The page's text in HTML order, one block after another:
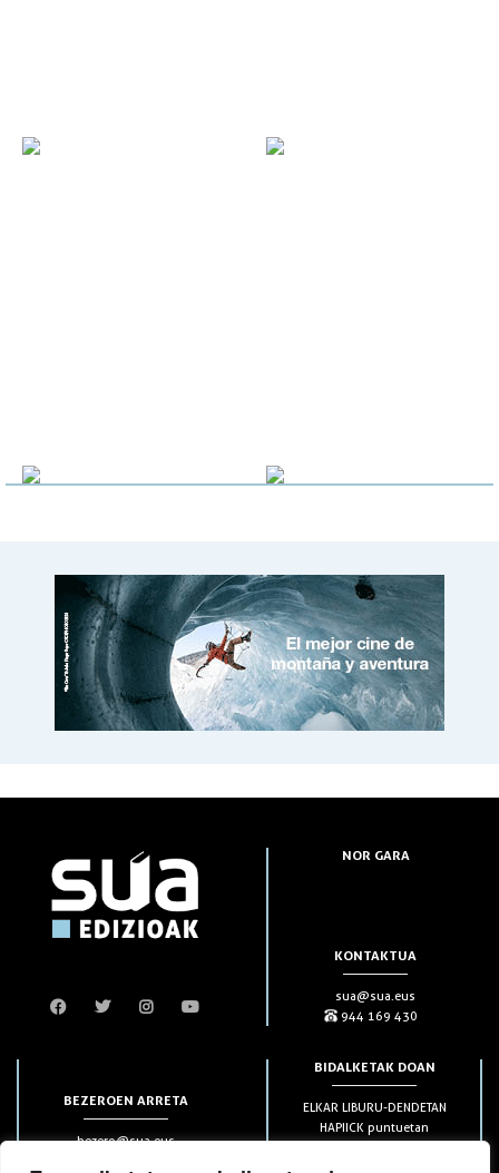
NOR GARA
KONTAKTUA
sua@sua.eus
944 169 430
BEZEROEN ARRETA
bezero@sua.eus
BIDALKETAK DOAN
ELKAR LIBURU-DENDETAN
HAPIICK puntuetan
(soilik penintsulan)